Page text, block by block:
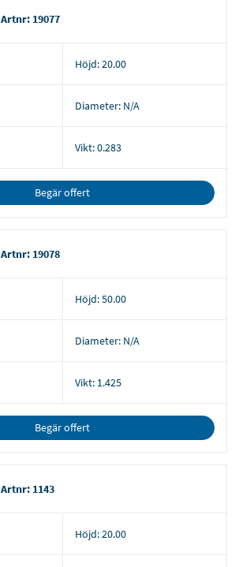
Artnr: 19077
Höjd:20.00
Diameter: N/A
Vikt:0.283
Begär offert
Artnr: 19078
Höjd:50.00
Diameter: N/A
Vikt: 1.425
Begär offert
Artnr: 1143
Höjd:20.00